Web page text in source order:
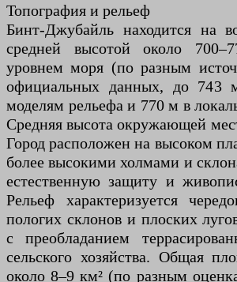
Топография и рельеф
Бинт-Джубайль находится на
средней высотой около
уровнем моря (по разным
официальных данных, до 743
моделям рельефа и 770 м в
Средняя высота окружающей
Город расположен на высоком
более высокими холмами и
естественную защиту и
Рельеф характеризуется
пологих склонов и плоских
с преобладанием
сельского хозяйства. Общая
около 8–9 км² (по разным